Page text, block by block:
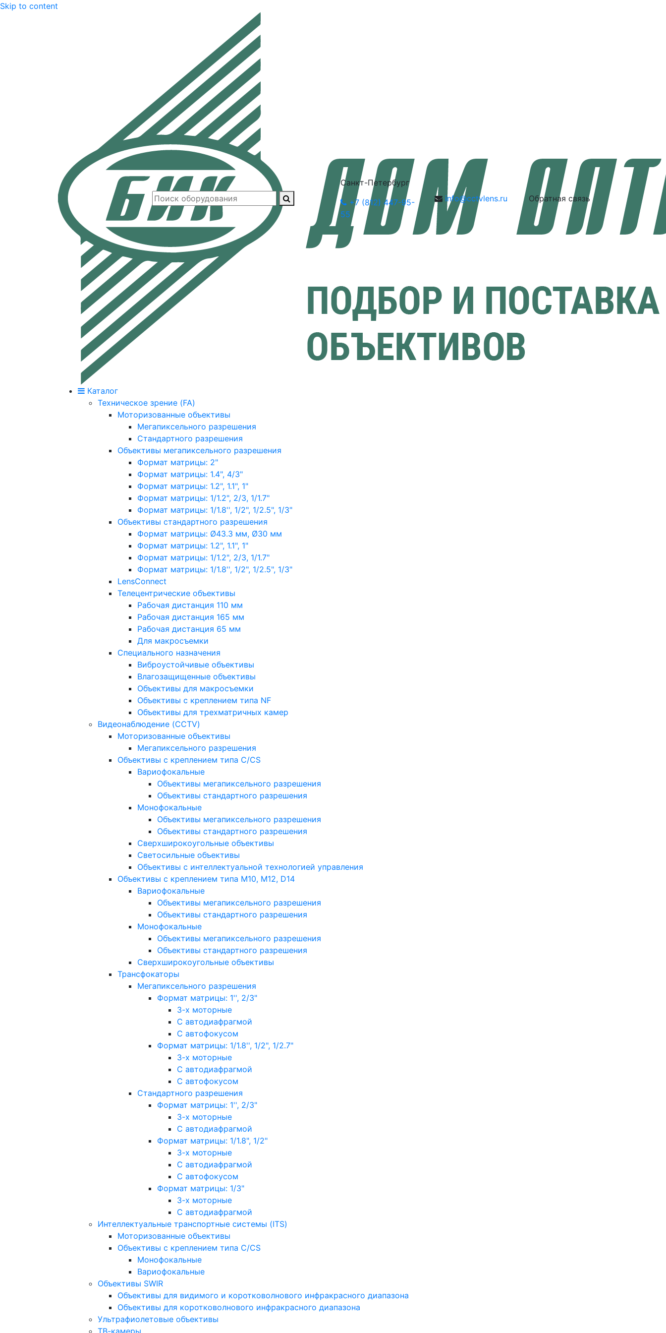
Skip to content
Санкт-Петербург
+7 (812) 447-95-
55
info@cctvlens.ru Обратная связь
Каталог
Техническое зрение (FA)
Моторизованные объективы
Мегапиксельного разрешения
Стандартного разрешения
Объективы мегапиксельного разрешения
Формат матрицы: 2"
Формат матрицы: 1.4", 4/3"
Формат матрицы: 1.2", 1.1", 1"
Формат матрицы: 1/1.2", 2/3, 1/1.7"
Формат матрицы: 1/1.8'', 1/2", 1/2.5", 1/3"
Объективы стандартного разрешения
Формат матрицы: Ø43.3 мм, Ø30 мм
Формат матрицы: 1.2", 1.1", 1"
Формат матрицы: 1/1.2", 2/3, 1/1.7"
Формат матрицы: 1/1.8'', 1/2", 1/2.5", 1/3"
LensConnect
Телецентрические объективы
Рабочая дистанция 110 мм
Рабочая дистанция 165 мм
Рабочая дистанция 65 мм
Для макросъемки
Специального назначения
Виброустойчивые объективы
Влагозащищенные объективы
Объективы для макросъемки
Объективы с креплением типа NF
Объективы для трехматричных камер
Видеонаблюдение (CCTV)
Моторизованные объективы
Мегапиксельного разрешения
Объективы с креплением типа C/CS
Вариофокальные
Объективы мегапиксельного разрешения
Объективы стандартного разрешения
Монофокальные
Объективы мегапиксельного разрешения
Объективы стандартного разрешения
Сверхширокоугольные объективы
Светосильные объективы
Объективы с интеллектуальной технологией управления
Объективы с креплением типа M10, M12, D14
Вариофокальные
Объективы мегапиксельного разрешения
Объективы стандартного разрешения
Монофокальные
Объективы мегапиксельного разрешения
Объективы стандартного разрешения
Сверхширокоугольные объективы
Трансфокаторы
Мегапиксельного разрешения
Формат матрицы: 1'', 2/3"
3-х моторные
С автодиафрагмой
С автофокусом
Формат матрицы: 1/1.8'', 1/2", 1/2.7"
3-х моторные
С автодиафрагмой
С автофокусом
Стандартного разрешения
Формат матрицы: 1'', 2/3"
3-х моторные
С автодиафрагмой
Формат матрицы: 1/1.8", 1/2"
3-х моторные
С автодиафрагмой
С автофокусом
Формат матрицы: 1/3"
3-х моторные
С автодиафрагмой
Интеллектуальные транспортные системы (ITS)
Моторизованные объективы
Объективы с креплением типа C/CS
Монофокальные
Вариофокальные
Объективы SWIR
Объективы для видимого и коротковолнового инфракрасного диапазона
Объективы для коротковолнового инфракрасного диапазона
Ультрафиолетовые объективы
ТВ-камеры